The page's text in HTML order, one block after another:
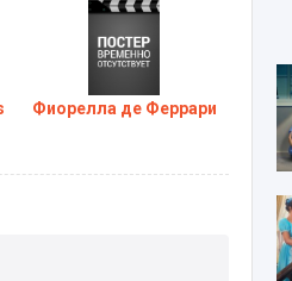
Фиорелла де Феррари